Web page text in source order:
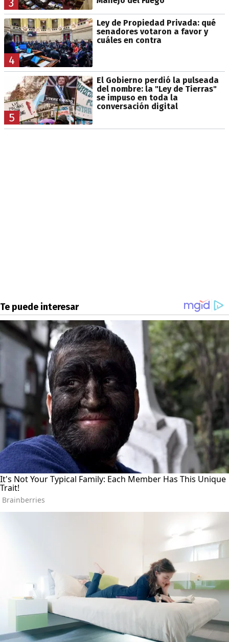
3
4
Ley de Propiedad Privada: qué
senadores votaron a favor y
cuáles en contra
5
El Gobierno perdió la pulseada
del nombre: la "Ley de Tierras"
se impuso en toda la
conversación digital